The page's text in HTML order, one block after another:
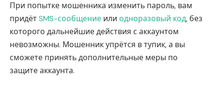
При попытке мошенника изменить пароль, вам
придётSMS-сообщение или одноразовый код, без
которого дальнейшие действия с аккаунтом
невозможны. Мошенник упрётся в тупик, а вы
сможете принять дополнительные меры по
защите аккаунта.